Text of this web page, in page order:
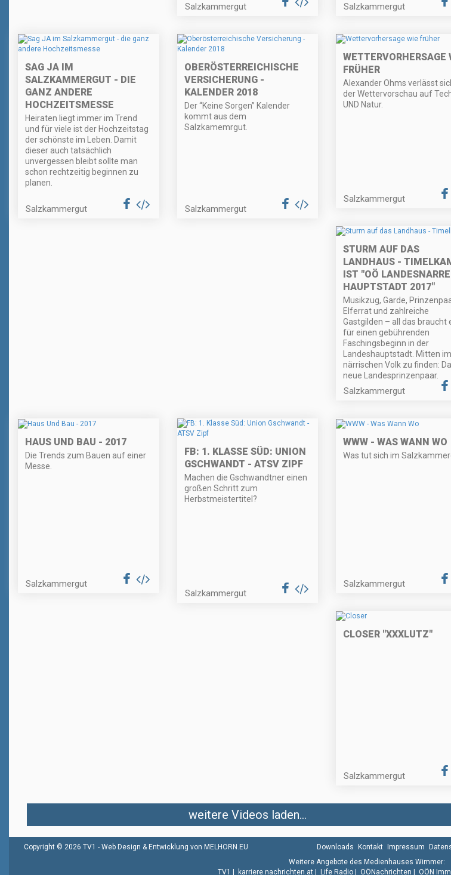
Salzkammergut Salzkammergut
SAG JA IM
SALZKAMMERGUT - DIE
GANZ ANDERE
HOCHZEITSMESSE
Heiraten liegt immer im Trend
und für viele ist der Hochzeitstag
der schönste im Leben. Damit
dieser auch tatsächlich
unvergessen bleibt sollte man
schon rechtzeitig beginnen zu
planen.
Salzkammergut
OBERÖSTERREICHISCHE
VERSICHERUNG -
KALENDER 2018
Der “Keine Sorgen” Kalender
kommt aus dem
Salzkamemrgut.
Salzkammergut
WETTERVORHERSAGE
FRÜHER
Alexander Ohms verlässt
der Wettervorschau auf
UND Natur.
Salzkammergut
STURM AUF DAS
LANDHAUS -
IST "OÖ
HAUPTSTADT 2017"
Musikzug, Garde,
Elferrat und zahlreiche
Gastgilden – all das braucht
für einen gebührenden
Faschingsbeginn in der
Landeshauptstadt. Mitten im
närrischen Volk zu finden:
neue Landesprinzenpaar.
Salzkammergut
HAUS UND BAU - 2017
Die Trends zum Bauen auf einer
Messe.
Salzkammergut
FB: 1. KLASSE SÜD: UNION
GSCHWANDT - ATSV ZIPF
Machen die Gschwandtner einen
großen Schritt zum
Herbstmeistertitel?
Salzkammergut
WWW - WAS WANN WO
Was tut sich im
Salzkammergut
CLOSER "XXXLUTZ"
Salzkammergut
weitere Videos laden...
Copyright © 2026 TV1 - Web Design & Entwicklung von MELHORN.EU Downloads Kontakt Impressum
Weitere Angebote des Medienhauses Wimmer:
TV1
karriere.nachrichten.at Life Radio OÖNachrichten OÖN